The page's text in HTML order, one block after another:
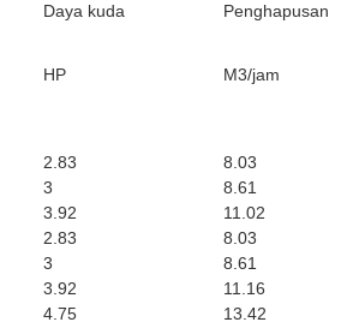
Daya kuda Penghapusan
HP M3/jam
2.83
8.03
3
8.61
3.92
11.02
2.83
8.03
3
8.61
3.92
11.16
4.75
13.42